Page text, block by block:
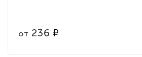
от 236